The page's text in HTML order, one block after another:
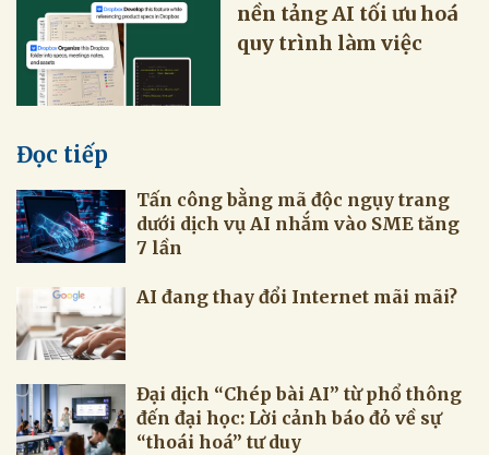
nền tảng AI tối ưu hoá
quy trình làm việc
Đọc tiếp
Tấn công bằng mã độc ngụy trang
dưới dịch vụ AI nhắm vào SME tăng
7 lần
AI đang thay đổi Internet mãi mãi?
Đại dịch “Chép bài AI” từ phổ thông
đến đại học: Lời cảnh báo đỏ về sự
“thoái hoá” tư duy